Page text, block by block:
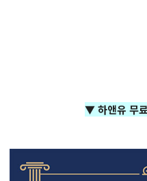
▼ 하앤유 무